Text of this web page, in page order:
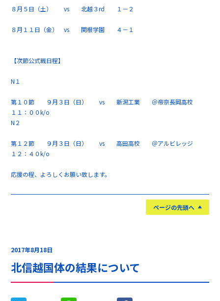
８月５日（土） vs 北越３rd １－２
８月１１日（金） vs 関根学園 ４－１
【次節公式戦日程】
N１
第１０節 ９月３日（日） vs 新潟工業 ＠帝京長岡高校
１１：００k/o
N２
第１２節 ９月３日（日） vs 高田高校 ＠アルビレッジ
１２：４０k/o
応援の程、よろしくお願い致します。
ページの先頭へ
2017年8月18日
北信越国体の結果について